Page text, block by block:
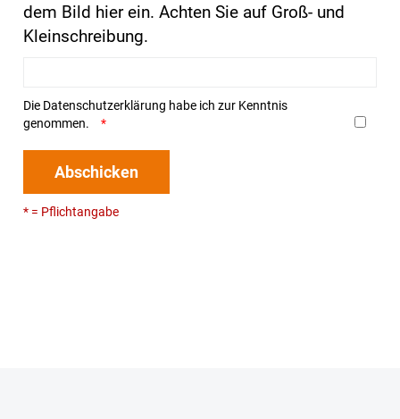
dem Bild hier ein. Achten Sie auf Groß- und
Kleinschreibung.
Die Datenschutzerklärung habe ich zur Kenntnis
genommen.
Abschicken
* = Pflichtangabe